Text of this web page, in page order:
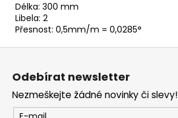
Délka: 300 mm
Libela: 2
Přesnost: 0,5mm/m = 0,0285°
Odebírat newsletter
Nezmeškejte žádné novinky či slevy!